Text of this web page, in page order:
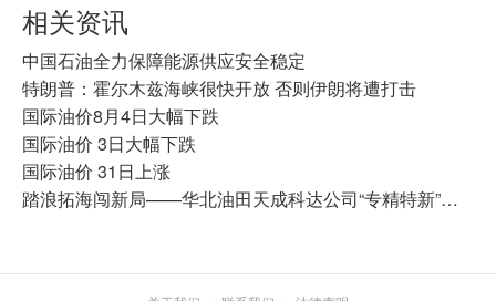
相关资讯
中国石油全力保障能源供应安全稳定
特朗普：霍尔木兹海峡很快开放 否则伊朗将遭打击
国际油价8月4日大幅下跌
国际油价 3日大幅下跌
国际油价 31日上涨
踏浪拓海闯新局——华北油田天成科达公司“专精特新”突围攻坚之路